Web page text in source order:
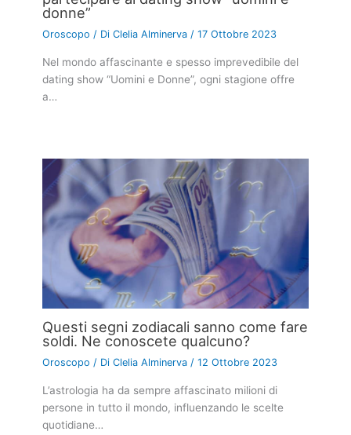
donne”
Oroscopo / DiClelia Alminerva /17 Ottobre 2023
Nel mondo affascinante e spesso imprevedibile del
dating show “Uomini e Donne”, ogni stagione offre
a…
Questi segni zodiacali sanno come fare
soldi. Ne conoscete qualcuno?
Oroscopo / DiClelia Alminerva/12 Ottobre 2023
L’astrologia ha da sempre affascinato milioni di
persone in tutto il mondo, influenzando le scelte
quotidiane…